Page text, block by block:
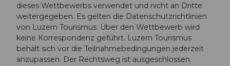
dieses Wettbewerbs verwendet und nicht an Dritte
weitergegeben. Es gelten die Datenschutzrichtlinien
von Luzern Tourismus. Über den Wettbewerb wird
keine Korrespondenz geführt. Luzern Tourismus
behält sich vor die Teilnahmebedingungen jederzeit
anzupassen. Der Rechtsweg ist ausgeschlossen.